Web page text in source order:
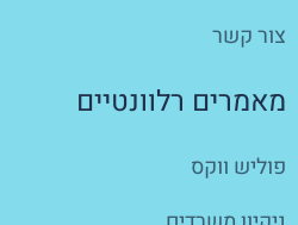
צור קשר
מאמרים רלוונטיים
פוליש ווקס